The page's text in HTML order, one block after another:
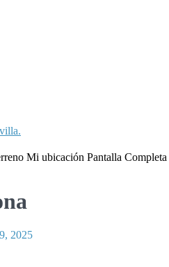
Mi ubicación Pantalla Completa
2025